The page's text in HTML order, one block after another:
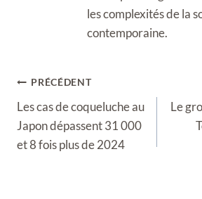
les complexités de la
contemporaine.
Navigation
de
l’article
PRÉCÉDENT
Les cas de coqueluche au
Japon dépassent 31 000
et 8 fois plus de 2024
Le